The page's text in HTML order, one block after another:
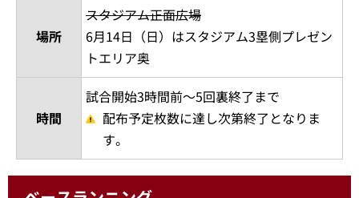
場所
スタジアム正面広場
6月14日（日）はスタジアム3塁側プレゼン
トエリア奥
時間
試合開始3時間前～5回裏終了まで
配布予定枚数に達し次第終了となりま
す。